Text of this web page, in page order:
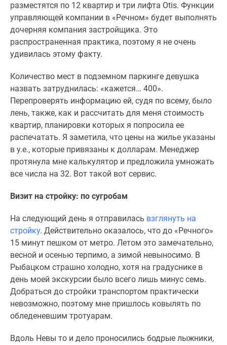
разместятся по 12 квартир и три лифта Otis. Функции
управляющей компании в «Речном» будет выполнять
дочерняя компания застройщика. Это
распространенная практика, поэтому я не очень
удивилась этому факту.
Количество мест в подземном паркинге девушка
назвать затруднилась: «кажется… 400».
Перепроверять информацию ей, судя по всему, было
лень, также, как и рассчитать для меня стоимость
квартир, планировки которых я попросила ее
распечатать. Я заметила, что цены на жилье указаны
в у.е., которые привязаны к долларам. Менеджер
протянула мне калькулятор и предложила умножать
все числа на 32. Вот такой вот сервис.
Визит на стройку: по сугробам
На следующий день я отправилась взглянуть на
стройку. Действительно оказалось, что до «Речного»
15 минут пешком от метро. Летом это замечательно,
весной и осенью терпимо, а зимой невыносимо. В
Рыбацком страшно холодно, хотя на градуснике в
день моей экскурсии было всего лишь минус семь.
Добраться до стройки транспортом практически
невозможно, поэтому мне пришлось ковылять по
обледеневшим тротуарам.
Вдоль Невы то и дело проносились бодрые лыжники,